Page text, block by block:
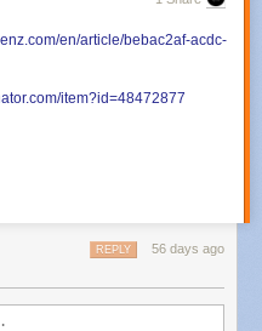
en/article/bebac2af-acdc-
item?id=48472877
56 days ago
REPLY